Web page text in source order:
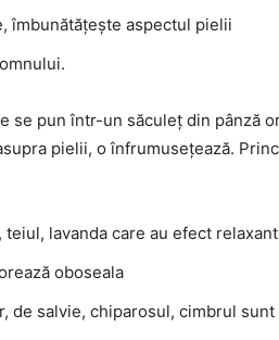
îmbunătățește aspectul pielii
se pun într-un săculeț din pânză
pielii, o înfrumusețează.
teiul, lavanda care au efect relaxant
oboseala
de salvie, chiparosul, cimbrul